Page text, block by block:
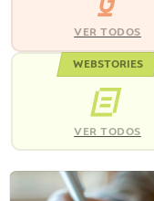
VER TODOS
WEBSTORIES
VER TODOS